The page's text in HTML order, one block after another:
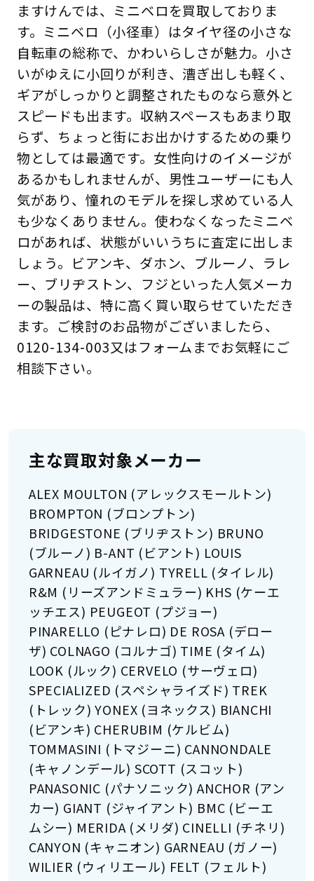
ますけんでは、ミニベロを買取しておりま
す。ミニベロ（小径車）はタイヤ径の小さな
自転車の総称で、かわいらしさが魅力。小さ
いがゆえに小回りが利き、漕ぎ出しも軽く、
ギアがしっかりと調整されたものなら意外と
スピードも出ます。収納スペースもあまり取
らず、ちょっと街にお出かけするための乗り
物としては最適です。女性向けのイメージが
あるかもしれませんが、男性ユーザーにも人
気があり、憧れのモデルを探し求めている人
も少なくありません。使わなくなったミニベ
ロがあれば、状態がいいうちに査定に出しま
しょう。ビアンキ、ダホン、ブルーノ、ラレ
ー、ブリヂストン、フジといった人気メーカ
ーの製品は、特に高く買い取らせていただき
ます。ご検討のお品物がございましたら、
0120-134-003又はフォームまでお気軽にご
相談下さい。
主な買取対象メーカー
ALEX MOULTON (アレックスモールトン)
BROMPTON (ブロンプトン)
BRIDGESTONE (ブリヂストン) BRUNO
(ブルーノ) B-ANT (ビアント) LOUIS
GARNEAU (ルイガノ) TYRELL (タイレル)
R&M (リーズアンドミュラー) KHS (ケーエ
ッチエス) PEUGEOT (プジョー)
PINARELLO (ピナレロ) DE ROSA (デロー
ザ) COLNAGO (コルナゴ) TIME (タイム)
LOOK (ルック) CERVELO (サーヴェロ)
SPECIALIZED (スペシャライズド) TREK
(トレック) YONEX (ヨネックス) BIANCHI
(ビアンキ) CHERUBIM (ケルビム)
TOMMASINI (トマジーニ) CANNONDALE
(キャノンデール) SCOTT (スコット)
PANASONIC (パナソニック) ANCHOR (アン
カー) GIANT (ジャイアント) BMC (ビーエ
ムシー) MERIDA (メリダ) CINELLI (チネリ)
CANYON (キャニオン) GARNEAU (ガノー)
WILIER (ウィリエール) FELT (フェルト)